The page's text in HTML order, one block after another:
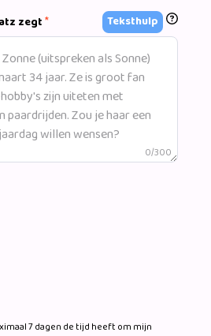
zegt* Teksthulp
0/300
7 dagen de tijd heeft om mijn